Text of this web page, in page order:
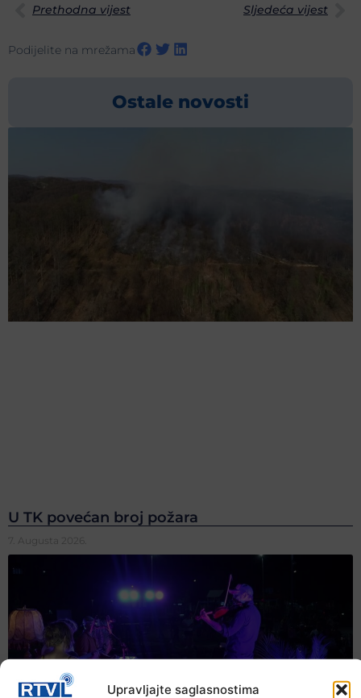
Upravljajte saglasnostima
Prethodna vijest Sljedeća vijest
Podijelite na mrežama
Ostale novosti
U TK povećan broj požara
7. Augusta 2026.